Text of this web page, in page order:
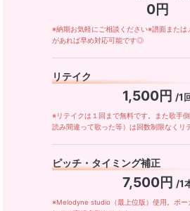
0円
※納期お気軽にご相談ください※譜面また
があれば早め対応可能です◎
リテイク
1,500円 /1
※リテイクは１回まで無料です。また歌手
読み間違って歌った等）は回数制限なくリ
ピッチ・タイミング補正
7,500円 /1
※Melodyne studio（最上位版）使用。ボー